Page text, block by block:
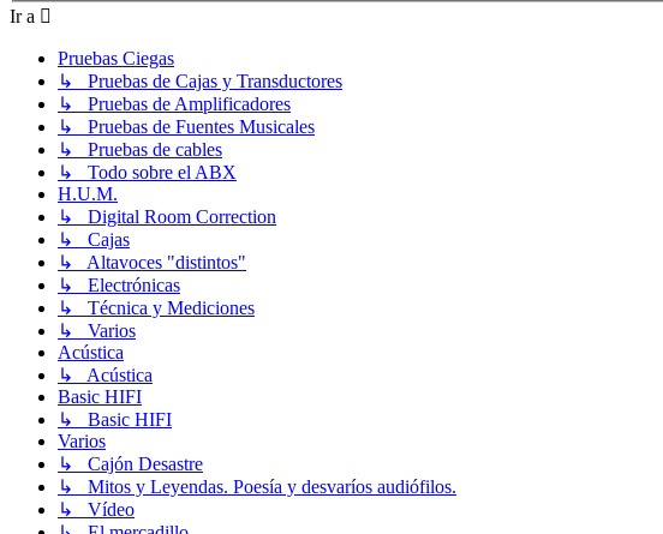
Ir a
Pruebas Ciegas
↳ Pruebas de Cajas y Transductores
↳ Pruebas de Amplificadores
↳ Pruebas de Fuentes Musicales
↳ Pruebas de cables
↳ Todo sobre el ABX
H.U.M.
↳ Digital Room Correction
↳ Cajas
↳ Altavoces "distintos"
↳ Electrónicas
↳ Técnica y Mediciones
↳ Varios
Acústica
↳ Acústica
Basic HIFI
↳ Basic HIFI
Varios
↳ Cajón Desastre
↳ Mitos y Leyendas. Poesía y desvaríos audiófilos.
↳ Vídeo